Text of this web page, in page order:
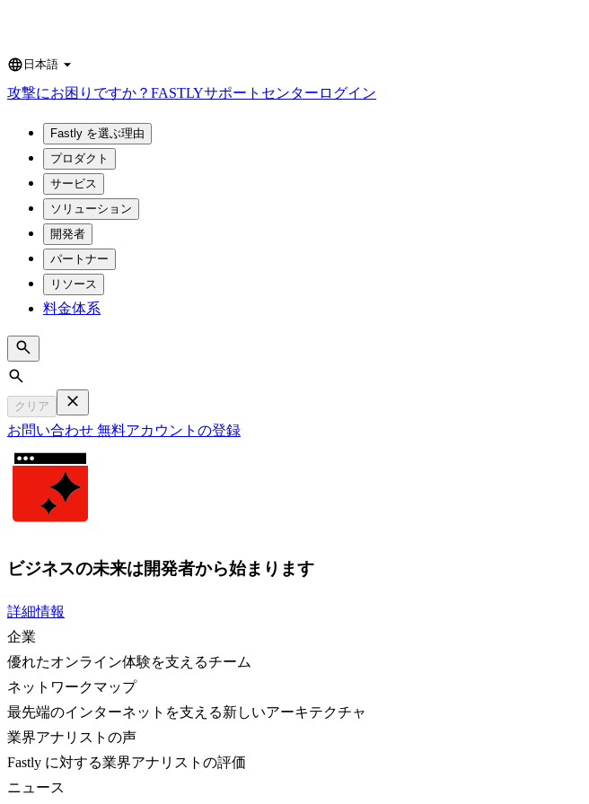
Language
日本語
攻撃にお困りですか？ FASTLYサポートセンター ログイン
Fastly を選ぶ理由
プロダクト
サービス
ソリューション
開発者
パートナー
リソース
料金体系
Search
クリア
お問い合わせ 無料アカウントの登録
ビジネスの未来は開発者から始まります
詳細情報
企業
優れたオンライン体験を支えるチーム
ネットワークマップ
最先端のインターネットを支える新しいアーキテクチャ
業界アナリストの声
Fastly に対する業界アナリストの評価
ニュース